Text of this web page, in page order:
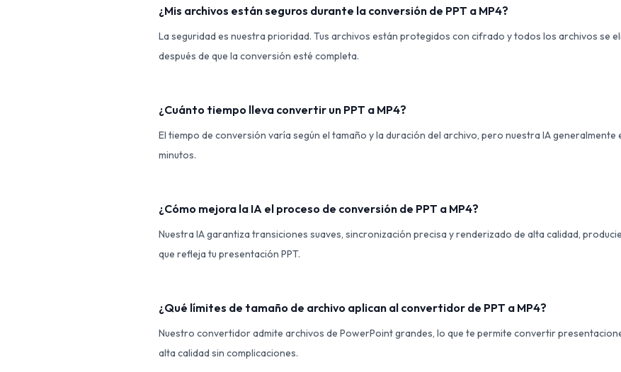
¿Mis archivos están seguros durante la conversión de PPT a MP4?
La seguridad es nuestra prioridad. Tus archivos están protegidos con cifrado y todos los archivos se
después de que la conversión esté completa.
¿Cuánto tiempo lleva convertir un PPT a MP4?
El tiempo de conversión varía según el tamaño y la duración del archivo, pero nuestra IA generalmente
minutos.
¿Cómo mejora la IA el proceso de conversión de PPT a MP4?
Nuestra IA garantiza transiciones suaves, sincronización precisa y renderizado de alta calidad,
que refleja tu presentación PPT.
¿Qué límites de tamaño de archivo aplican al convertidor de PPT a MP4?
Nuestro convertidor admite archivos de PowerPoint grandes, lo que te permite convertir
alta calidad sin complicaciones.